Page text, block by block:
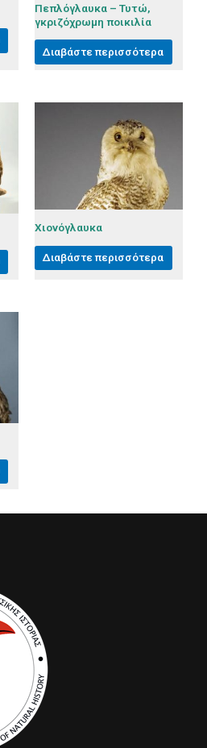
Πεπλόγλαυκα – Τυτώ,
γκριζόχρωμη ποικιλία
Διαβάστε περισσότερα
Χιονόγλαυκα
Διαβάστε περισσότερα